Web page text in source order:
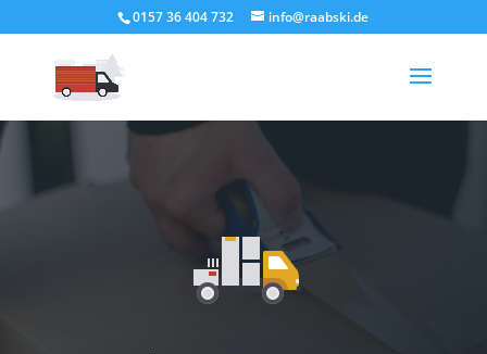
0157 36 404 732 info@raabski.de